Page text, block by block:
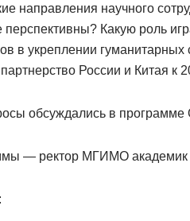
направления научного
Какую роль
в укреплении
России и Китая к
обсуждались в программе
— ректор МГИМО академик